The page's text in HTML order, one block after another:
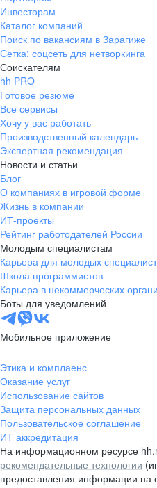
Инвесторам
Каталог компаний
Поиск по вакансиям в Зарагиже
Сетка: соцсеть для нетворкинга
Соискателям
hh PRO
Готовое резюме
Все сервисы
Хочу у вас работать
Производственный календарь
Экспертная рекомендация
Новости и статьи
Блог
О компаниях в игровой форме
Жизнь в компании
ИТ-проекты
Рейтинг работодателей России
Молодым специалистам
Карьера для молодых
Школа программистов
Карьера в некоммерческих
Боты для уведомлений
Мобильное приложение
Этика и комплаенс
Оказание услуг
Использование сайтов
Защита персональных данных
Пользовательское соглашение
ИТ аккредитация
На информационном ресурсе
рекомендательные технологии
предоставления информации на